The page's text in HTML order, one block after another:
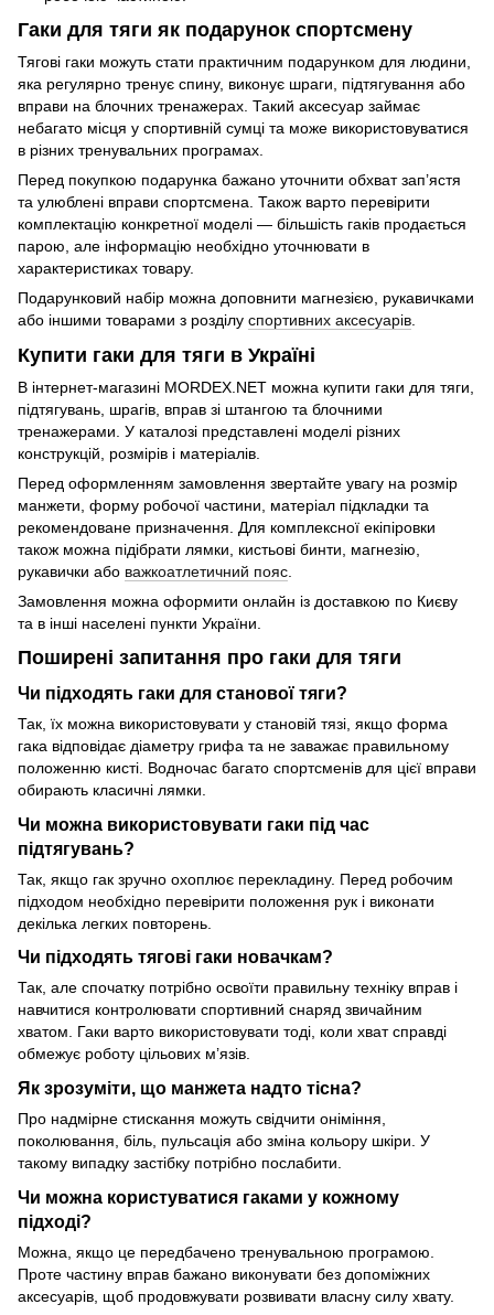
Гаки для тяги як подарунок спортсмену
Тягові гаки можуть стати практичним подарунком для людини,
яка регулярно тренує спину, виконує шраги, підтягування або
вправи на блочних тренажерах. Такий аксесуар займає
небагато місця у спортивній сумці та може використовуватися
в різних тренувальних програмах.
Перед покупкою подарунка бажано уточнити обхват зап’ястя
та улюблені вправи спортсмена. Також варто перевірити
комплектацію конкретної моделі — більшість гаків продається
парою, але інформацію необхідно уточнювати в
характеристиках товару.
Подарунковий набір можна доповнити магнезією, рукавичками
або іншими товарами з розділу спортивних аксесуарів.
Купити гаки для тяги в Україні
В інтернет-магазині MORDEX.NET можна купити гаки для тяги,
підтягувань, шрагів, вправ зі штангою та блочними
тренажерами. У каталозі представлені моделі різних
конструкцій, розмірів і матеріалів.
Перед оформленням замовлення звертайте увагу на розмір
манжети, форму робочої частини, матеріал підкладки та
рекомендоване призначення. Для комплексної екіпіровки
також можна підібрати лямки, кистьові бинти, магнезію,
рукавички або важкоатлетичний пояс
Замовлення можна оформити онлайн із доставкою по Києву
та в інші населені пункти України.
Поширені запитання про гаки для тяги
Чи підходять гаки для станової тяги?
Так, їх можна використовувати у становій тязі, якщо форма
гака відповідає діаметру грифа та не заважає правильному
положенню кисті. Водночас багато спортсменів для цієї вправи
обирають класичні лямки.
Чи можна використовувати гаки під час
підтягувань?
Так, якщо гак зручно охоплює перекладину. Перед робочим
підходом необхідно перевірити положення рук і виконати
декілька легких повторень.
Чи підходять тягові гаки новачкам?
Так, але спочатку потрібно освоїти правильну техніку вправ і
навчитися контролювати спортивний снаряд звичайним
хватом. Гаки варто використовувати тоді, коли хват справді
обмежує роботу цільових м’язів.
Як зрозуміти, що манжета надто тісна?
Про надмірне стискання можуть свідчити оніміння,
поколювання, біль, пульсація або зміна кольору шкіри. У
такому випадку застібку потрібно послабити.
Чи можна користуватися гаками у кожному
підході?
Можна, якщо це передбачено тренувальною програмою.
Проте частину вправ бажано виконувати без допоміжних
аксесуарів, щоб продовжувати розвивати власну силу хвату.